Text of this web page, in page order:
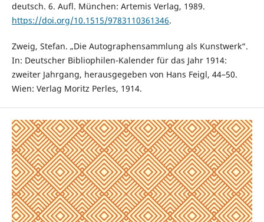
deutsch. 6. Aufl. München: Artemis Verlag, 1989.
https://doi.org/10.1515/9783110361346.
Zweig, Stefan. „Die Autographensammlung als Kunstwerk“.
In: Deutscher Bibliophilen-Kalender für das Jahr 1914:
zweiter Jahrgang, herausgegeben von Hans Feigl, 44–50.
Wien: Verlag Moritz Perles, 1914.